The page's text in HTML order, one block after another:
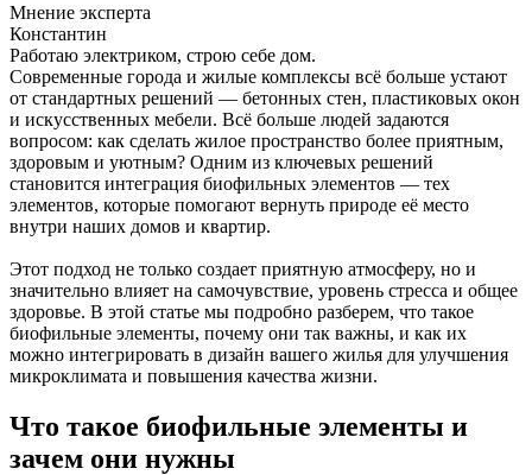
Мнение эксперта
Константин
Работаю электриком, строю себе дом.
Современные города и жилые комплексы всё больше устают
от стандартных решений — бетонных стен, пластиковых окон
и искусственных мебели. Всё больше людей задаются
вопросом: как сделать жилое пространство более приятным,
здоровым и уютным? Одним из ключевых решений
становится интеграция биофильных элементов — тех
элементов, которые помогают вернуть природе её место
внутри наших домов и квартир.
Этот подход не только создает приятную атмосферу, но и
значительно влияет на самочувствие, уровень стресса и общее
здоровье. В этой статье мы подробно разберем, что такое
биофильные элементы, почему они так важны, и как их
можно интегрировать в дизайн вашего жилья для улучшения
микроклимата и повышения качества жизни.
Что такое биофильные элементы и
зачем они нужны